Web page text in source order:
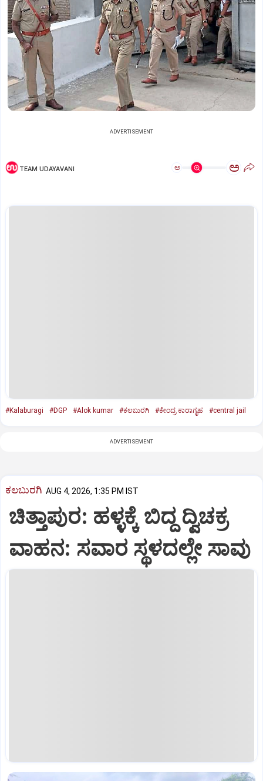
ADVERTISEMENT
TEAM UDAYAVANI ಅ ಅ
#Kalaburagi #DGP #Alok kumar #ಕಲಬುರಗಿ #ಕೇಂದ್ರ ಕಾರಾಗೃಹ #central jail
ADVERTISEMENT
ಕಲಬುರಗಿ AUG 4, 2026, 1:35 PM IST
ಚಿತ್ತಾಪುರ: ಹಳ್ಳಕ್ಕೆ ಬಿದ್ದ ದ್ವಿಚಕ್ರ
ವಾಹನ: ಸವಾರ ಸ್ಥಳದಲ್ಲೇ ಸಾವು